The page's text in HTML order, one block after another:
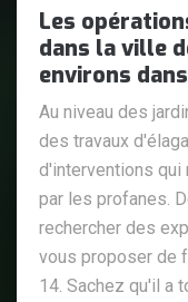
Les
dans la ville
environs
Au niveau des
des travaux
d'interventions
par les profanes.
rechercher des
vous proposer de
14. Sachez qu'il a